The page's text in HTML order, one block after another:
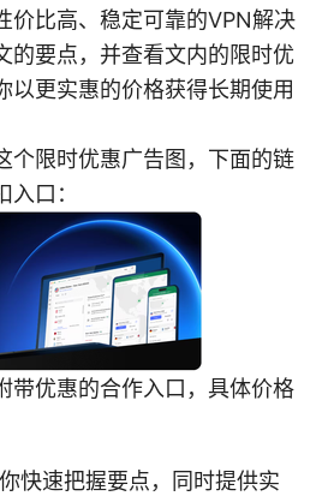
价比高、稳定可靠的VPN解决
的要点，并查看文内的限时优
以更实惠的价格获得长期使用
个限时优惠广告图，下面的链
口：
带优惠的合作入口，具体价格
快速把握要点，同时提供实